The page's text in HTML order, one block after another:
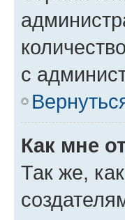
с
Как мне
Так же,